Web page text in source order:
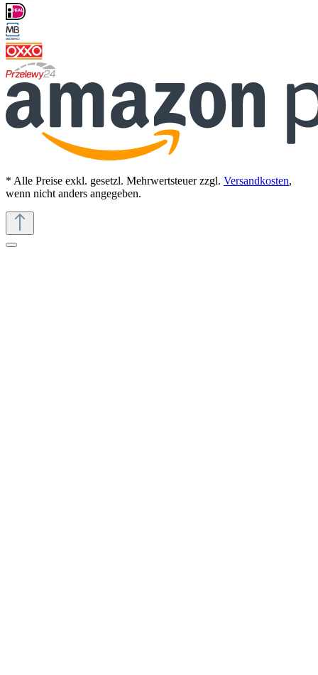
* Alle Preise exkl. gesetzl. Mehrwertsteuer zzgl. Versandkosten,
wenn nicht anders angegeben.